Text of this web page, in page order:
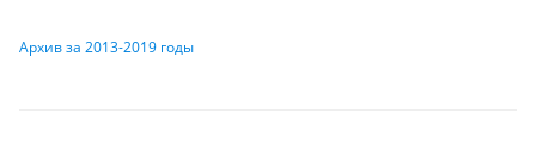
Архив за 2013-2019 годы